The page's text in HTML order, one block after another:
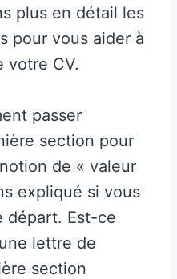
plus en détail les
pour vous aider à
votre CV.
passer
section pour
de « valeur
expliqué si vous
départ. Est-ce
lettre de
section